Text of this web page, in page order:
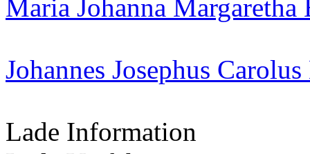
Maria Johanna Margaretha
Johannes Josephus
Lade Information